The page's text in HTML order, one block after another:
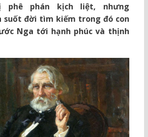
phê phán kịch liệt, nhưng
suốt đời tìm kiếm trong đó con
Nga tới hạnh phúc và thịnh